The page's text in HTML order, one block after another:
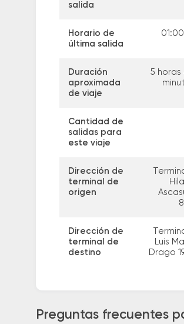
salida
Horario de
última salida
Duración
aproximada
de viaje
5 horas
Cantidad de
salidas para
este viaje
Dirección de
terminal de
origen
Dirección de
terminal de
destino
Luis
Drago
Preguntas frecuentes